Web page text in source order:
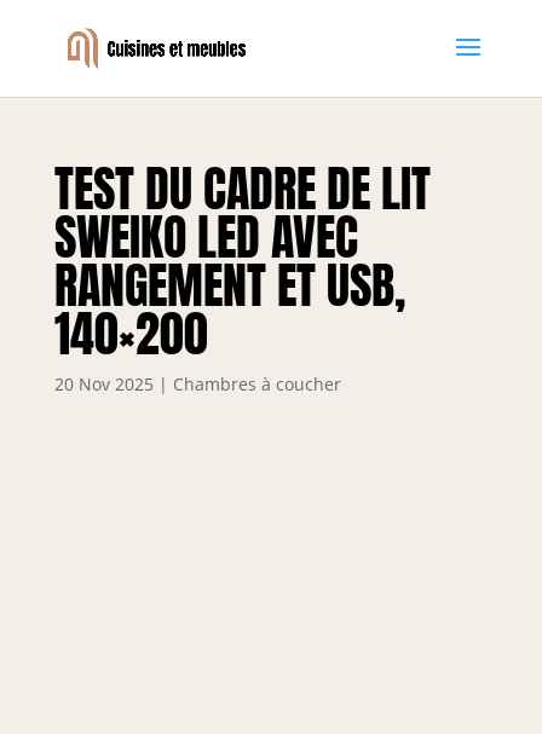
TEST DU CADRE DE LIT
SWEIKO LED AVEC
RANGEMENT ET USB,
140×200
20 Nov 2025 | Chambres à coucher